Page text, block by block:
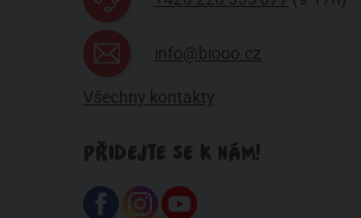
info@biooo.cz
Všechny kontakty
PŘIDEJTE SE K NÁM!